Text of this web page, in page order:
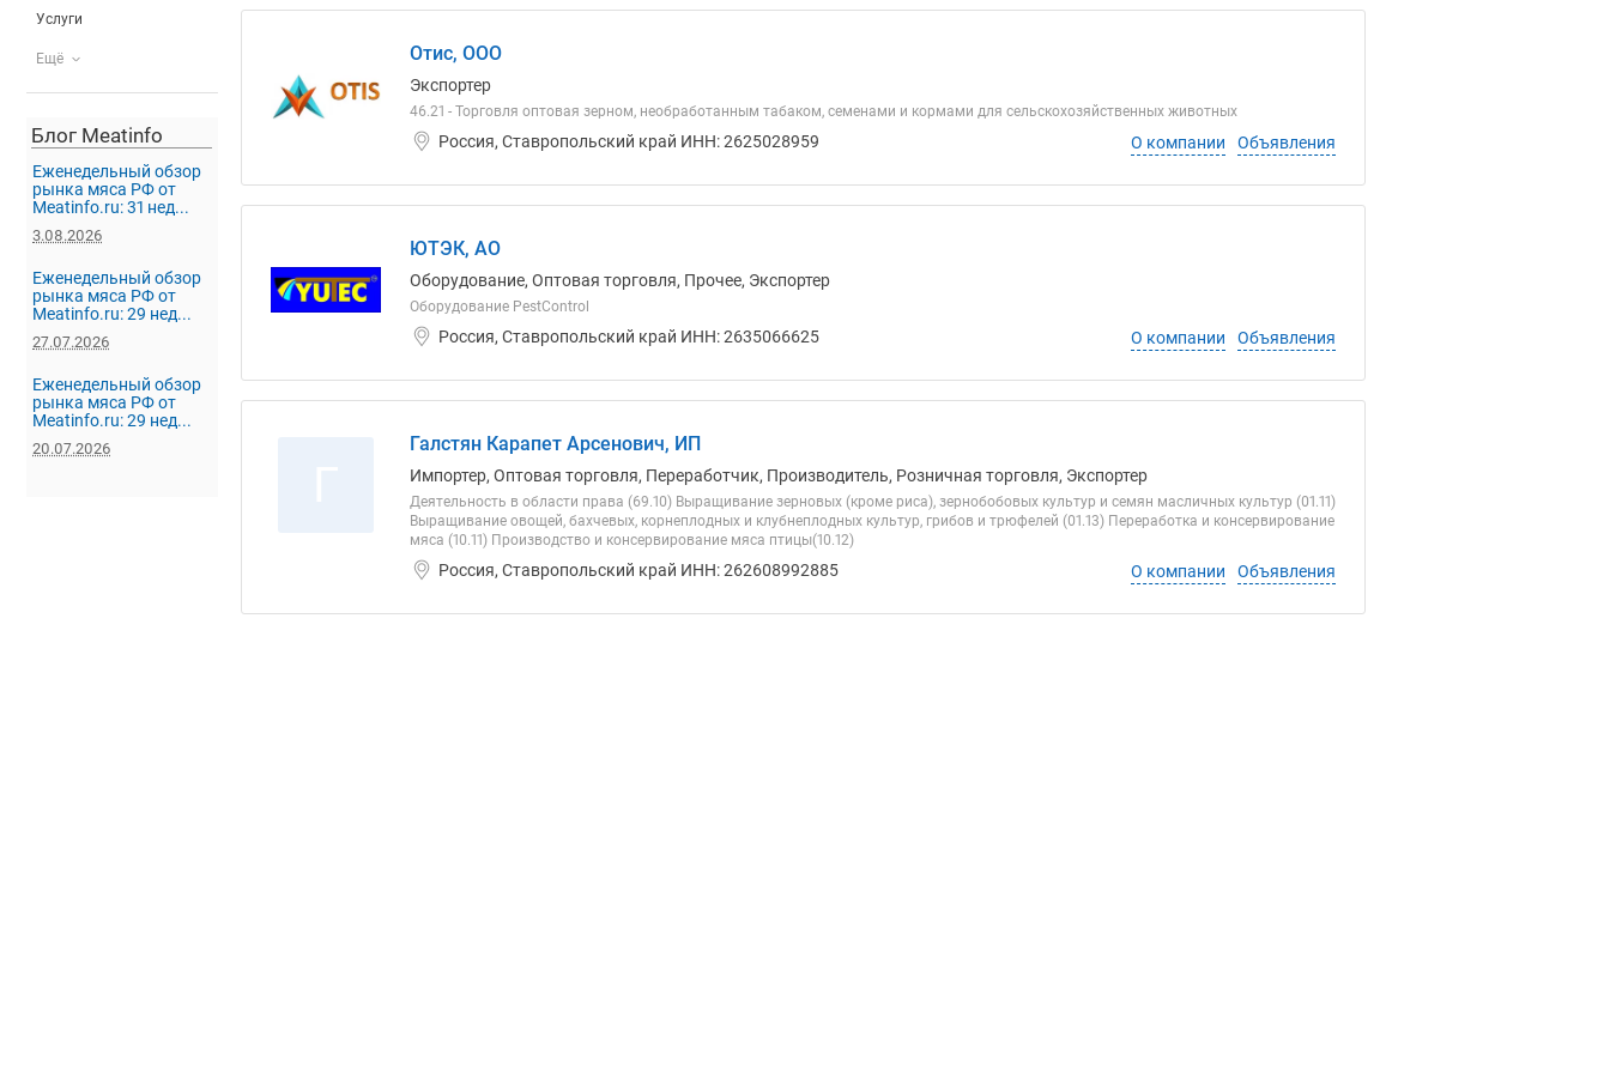
Услуги
Ещё
Блог Meatinfo
Еженедельный обзор
рынка мяса РФ от
Meatinfo.ru: 31 нед...
3.08.2026
Еженедельный обзор
рынка мяса РФ от
Meatinfo.ru: 29 нед...
27.07.2026
Еженедельный обзор
рынка мяса РФ от
Meatinfo.ru: 29 нед...
20.07.2026
Отис, ООО
Экспортер
46.21 - Торговля оптовая зерном, необработанным табаком, семенами и кормами для сельскохозяйственных животных
Россия, Ставропольский край ИНН: 2625028959 О компании Объявления
ЮТЭК, АО
Оборудование, Оптовая торговля, Прочее, Экспортер
Оборудование PestControl
Россия, Ставропольский край ИНН: 2635066625 О компании Объявления
Галстян Карапет Арсенович, ИП
Импортер, Оптовая торговля, Переработчик, Производитель, Розничная торговля, Экспортер
Деятельность в области права (69.10) Выращивание зерновых (кроме риса), зернобобовых культур и семян масличных культур (01.11)
Выращивание овощей, бахчевых, корнеплодных и клубнеплодных культур, грибов и трюфелей (01.13) Переработка и консервирование
мяса (10.11) Производство и консервирование мяса птицы(10.12)
Россия, Ставропольский край ИНН: 262608992885 О компании Объявления